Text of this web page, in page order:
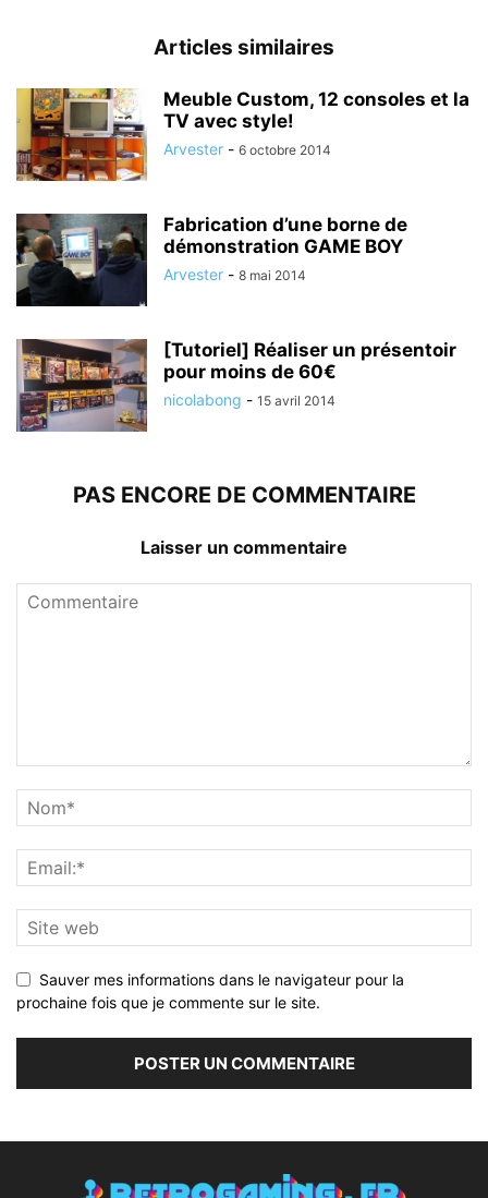
Articles similaires
Meuble Custom, 12 consoles et la
TV avec style!
Arvester - 6 octobre 2014
Fabrication d’une borne de
démonstration GAME BOY
Arvester - 8 mai 2014
[Tutoriel] Réaliser un présentoir
pour moins de 60€
nicolabong - 15 avril 2014
PAS ENCORE DE COMMENTAIRE
Laisser un commentaire
Sauver mes informations dans le navigateur pour la
prochaine fois que je commente sur le site.